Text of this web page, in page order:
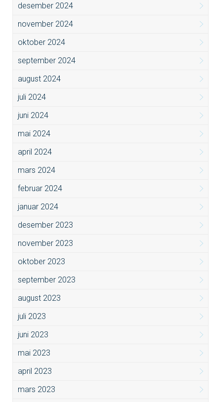
desember 2024
november 2024
oktober 2024
september 2024
august 2024
juli 2024
juni 2024
mai 2024
april 2024
mars 2024
februar 2024
januar 2024
desember 2023
november 2023
oktober 2023
september 2023
august 2023
juli 2023
juni 2023
mai 2023
april 2023
mars 2023